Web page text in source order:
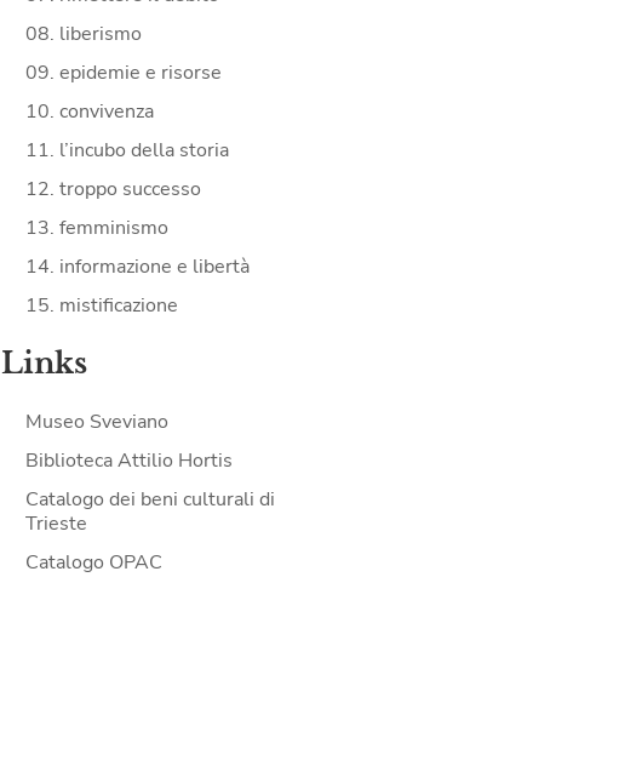
08. liberismo
09. epidemie e risorse
10. convivenza
11. l’incubo della storia
12. troppo successo
13. femminismo
14. informazione e libertà
15. mistificazione
Links
Museo Sveviano
Biblioteca Attilio Hortis
Catalogo dei beni culturali di
Trieste
Catalogo OPAC